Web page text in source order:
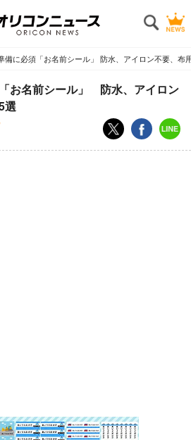
備に必須「お名前シール」 防水、アイロン不要、
お名前シール」 防水、アイロン
選